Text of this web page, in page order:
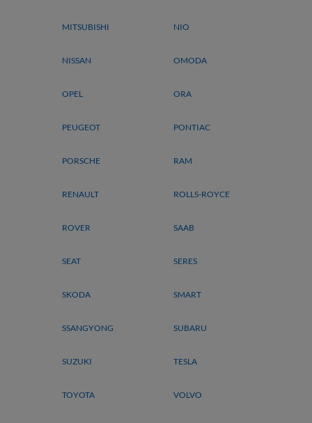
MITSUBISHI NIO
NISSAN OMODA
OPEL ORA
PEUGEOT PONTIAC
PORSCHE RAM
RENAULT ROLLS-ROYCE
ROVER SAAB
SEAT SERES
SKODA SMART
SSANGYONG SUBARU
SUZUKI TESLA
TOYOTA VOLVO